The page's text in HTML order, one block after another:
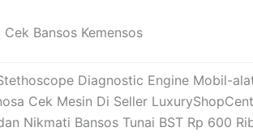
Bansos Kemensos
Diagnostic Engine Mobil-
Cek Mesin Di Seller
Nikmati Bansos Tunai BST Rp 600